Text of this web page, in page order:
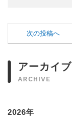
次の投稿へ
アーカイブ
ARCHIVE
2026年